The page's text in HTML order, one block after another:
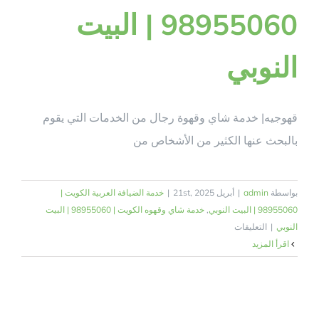
98955060 | البيت
النوبي
قهوجيه| خدمة شاي وقهوة رجال من الخدمات التي يقوم
بالبحث عنها الكثير من الأشخاص من
بواسطة admin
| أبريل 21st, 2025 | خدمة الضيافة العربية الكويت |
98955060 | البيت النوبي
,
خدمة شاي وقهوه الكويت | 98955060 | البيت
النوبي | التعليقات
خدمة